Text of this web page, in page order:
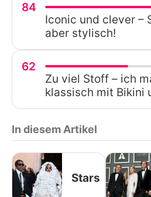
84
Iconic und clever –
aber stylisch!
62
Zu viel Stoff – ich
klassisch mit Bikini
In diesem Artikel
Stars